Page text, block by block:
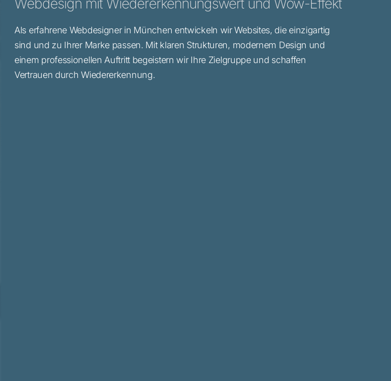
Als erfahrene Webdesigner in München entwickeln wir Websites, die einzigartig
sind und zu Ihrer Marke passen. Mit klaren Strukturen, modernem Design und
einem professionellen Auftritt begeistern wir Ihre Zielgruppe und schaffen
Vertrauen durch Wiedererkennung.